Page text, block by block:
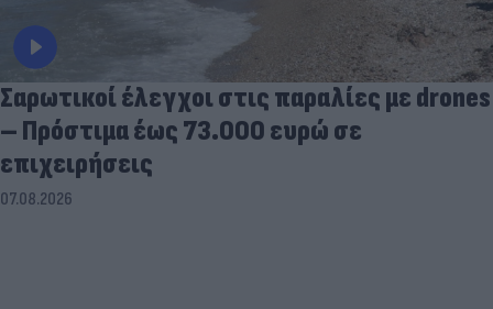
Σαρωτικοί έλεγχοι στις παραλίες με drones
– Πρόστιμα έως 73.000 ευρώ σε
επιχειρήσεις
07.08.2026